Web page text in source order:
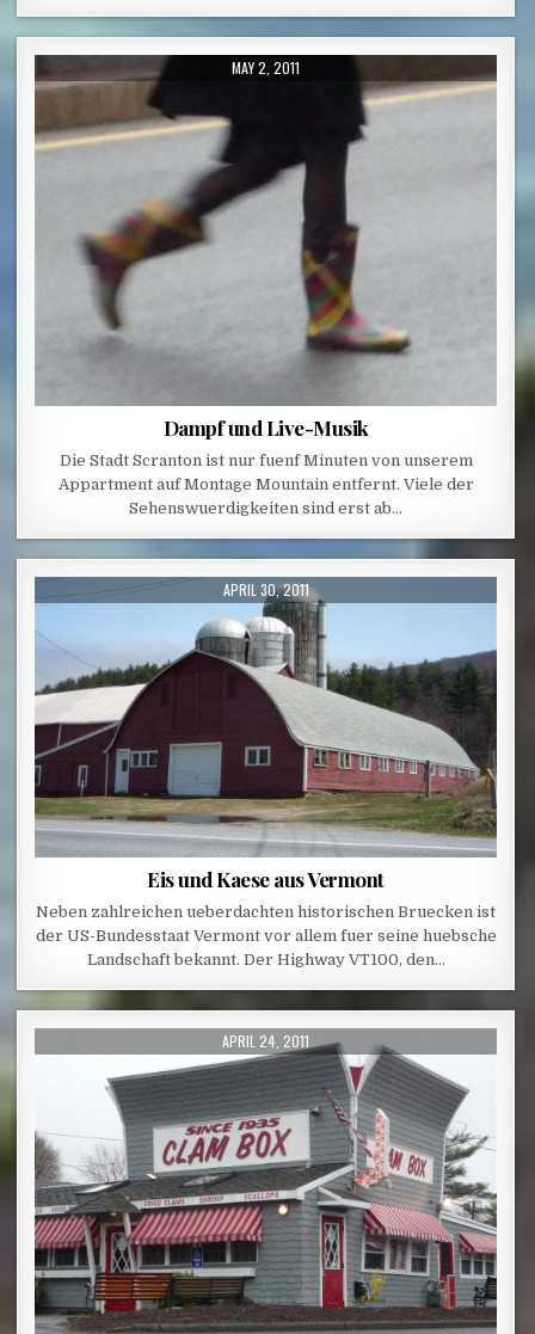
PUBLISHED DATE:
MAY 2, 2011
Dampf und Live-Musik
Die Stadt Scranton ist nur fuenf Minuten von unserem
Appartment auf Montage Mountain entfernt. Viele der
Sehenswuerdigkeiten sind erst ab…
PUBLISHED DATE:
APRIL 30, 2011
Eis und Kaese aus Vermont
Neben zahlreichen ueberdachten historischen Bruecken ist
der US-Bundesstaat Vermont vor allem fuer seine huebsche
Landschaft bekannt. Der Highway VT100, den…
PUBLISHED DATE:
APRIL 24, 2011